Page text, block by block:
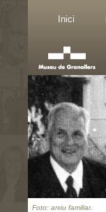
Inici
Foto: arxiu familiar.